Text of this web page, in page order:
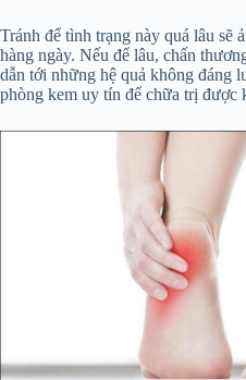
Tránh để tình trạng này quá lâu sẽ
hàng ngày. Nếu để lâu, chấn
dẫn tới những hệ quả không đáng
phòng kem uy tín để chữa trị được